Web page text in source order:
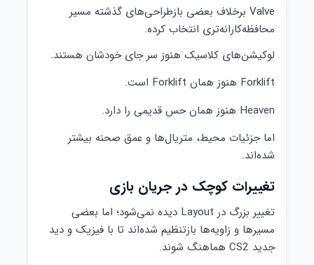
Valve برخلاف بعضی بازطراحی‌های گذشته مسیر
محافظه‌کارانه‌تری انتخاب کرده.
لوکیشن‌های کلاسیک هنوز سر جای خودشان هستند.
Forklift هنوز همان Forklift است.
Heaven هنوز همان حس قدیمی را دارد.
اما جزئیات محیط، متریال‌ها و عمق صحنه بیشتر
شده‌اند.
تغییرات کوچک در جریان بازی
تغییر بزرگ در Layout دیده نمی‌شود؛ اما بعضی
مسیرها و زاویه‌ها بازتنظیم شده‌اند تا با فیزیک و دید
جدید CS2 هماهنگ شوند.